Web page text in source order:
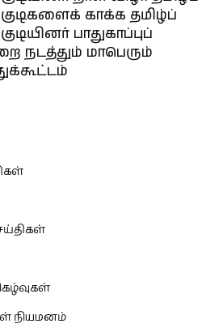
காக்க தமிழ்ப்
பாதுகாப்புப்
நடத்தும் மாபெரும்
நியமனம்